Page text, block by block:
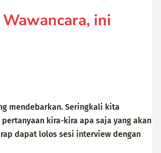
ini
mendebarkan. Seringkali kita
kira-kira apa saja yang akan
dapat lolos sesi interview dengan